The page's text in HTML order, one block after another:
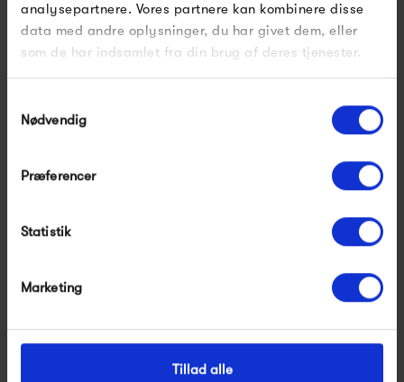
analysepartnere. Vores partnere kan kombinere disse
data med andre oplysninger, du har givet dem, eller
som de har indsamlet fra din brug af deres tjenester.
Nødvendig
Præferencer
Statistik
Marketing
Tillad alle
Studio Loma Ann Studio Loma Asta
1 000,00 kr